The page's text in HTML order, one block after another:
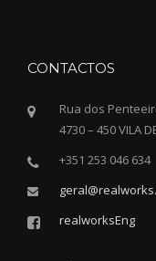
CONTACTOS
Rua dos
4730 – 450 VILA
+351 253 046 634
realworksEng